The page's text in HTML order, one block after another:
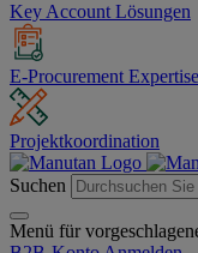
Key Account Lösungen
E-Procurement Expertise
Projektkoordination
Suchen
Menü für